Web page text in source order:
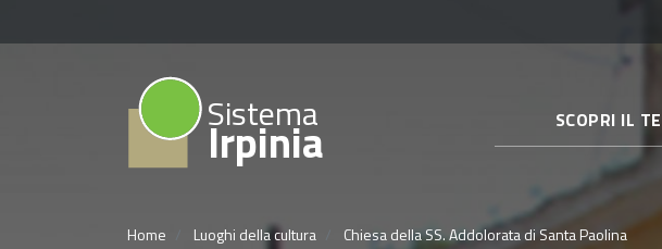
Sistema
Irpinia SCOPRI IL
Home Luoghi della cultura Chiesa della SS. Addolorata di Santa Paolina